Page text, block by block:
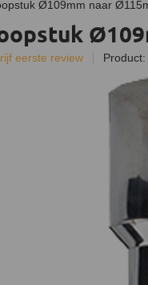
Ø109mm naar
eerste review